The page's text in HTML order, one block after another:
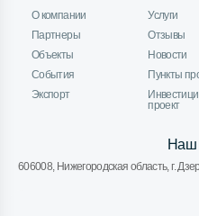
О компании Услуги
Партнеры
Отзывы
Объекты
Новости
События
Пункты
Экспорт
проект
Наш
606008, Нижегородская область, г.